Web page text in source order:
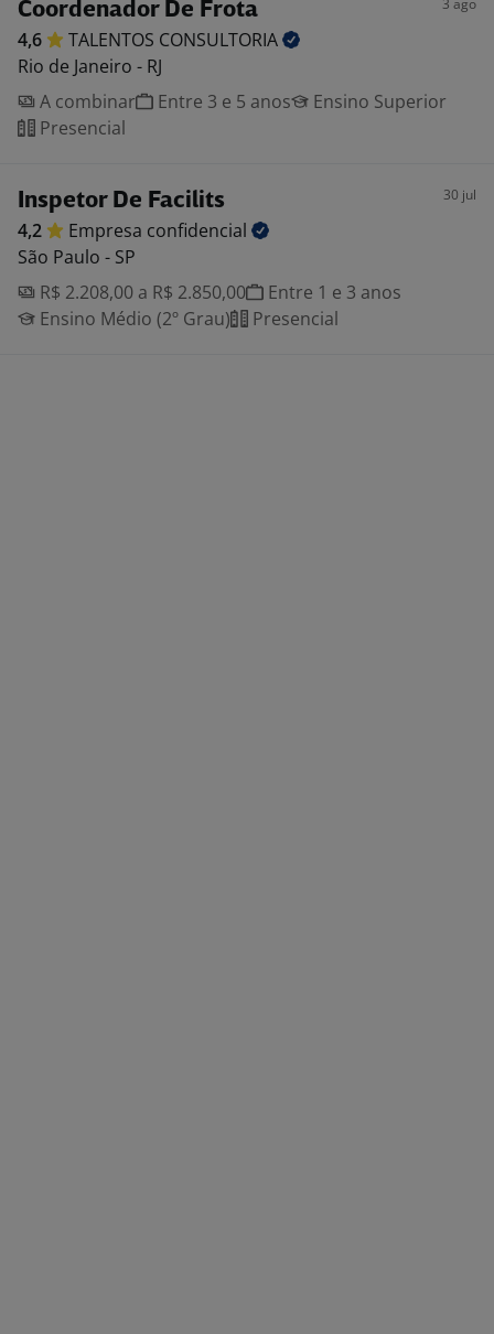
Coordenador De Frota 3 ago
4,6 TALENTOS CONSULTORIA
Rio de Janeiro - RJ
A combinar
Entre 3 e 5 anos
Ensino Superior
Presencial
Inspetor De Facilits 30 jul
4,2 Empresa confidencial
São Paulo - SP
R$ 2.208,00 a R$ 2.850,00
Entre 1 e 3 anos
Ensino Médio (2º Grau)
Presencial